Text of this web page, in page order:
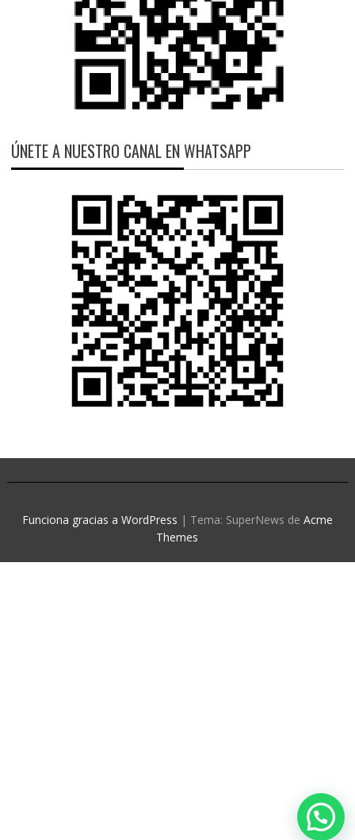
ÚNETE A NUESTRO CANAL EN WHATSAPP
Funciona gracias a WordPress | Tema: SuperNews de Acme
Themes